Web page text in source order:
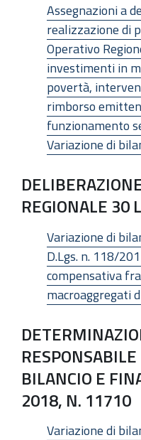
Assegnazioni a
realizzazione di
Operativo
investimenti in
povertà,
rimborso
funzionamento
Variazione di
REGIONALE 30
Variazione di
D.Lgs. n. 118/
compensativa
macroaggregati
BILANCIO E
2018, N. 11710
Variazione di